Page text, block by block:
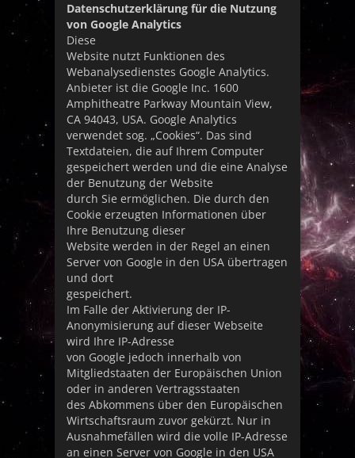
Datenschutzerklärung für die Nutzung
von Google Analytics
Diese
Website nutzt Funktionen des
Webanalysedienstes Google Analytics.
Anbieter ist die Google Inc. 1600
Amphitheatre Parkway Mountain View,
CA 94043, USA. Google Analytics
verwendet sog. „Cookies“. Das sind
Textdateien, die auf Ihrem Computer
gespeichert werden und die eine Analyse
der Benutzung der Website
durch Sie ermöglichen. Die durch den
Cookie erzeugten Informationen über
Ihre Benutzung dieser
Website werden in der Regel an einen
Server von Google in den USA übertragen
und dort
gespeichert.
Im Falle der Aktivierung der IP-
Anonymisierung auf dieser Webseite
wird Ihre IP-Adresse
von Google jedoch innerhalb von
Mitgliedstaaten der Europäischen Union
oder in anderen Vertragsstaaten
des Abkommens über den Europäischen
Wirtschaftsraum zuvor gekürzt. Nur in
Ausnahmefällen wird die volle IP-Adresse
an einen Server von Google in den USA